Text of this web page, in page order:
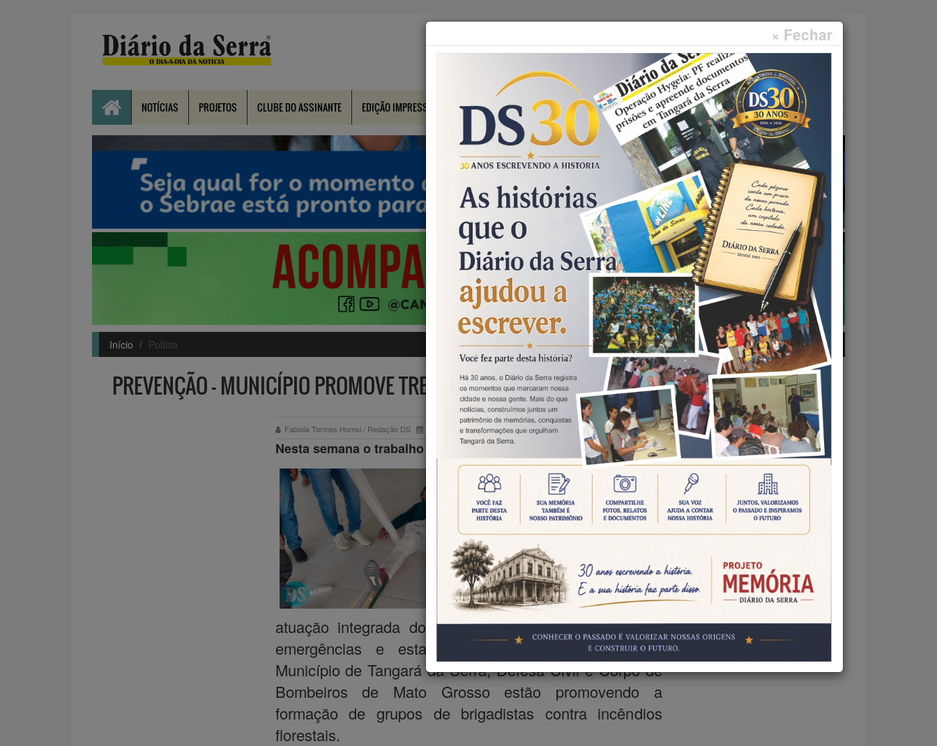
× Fechar
Faça sua pesquisa...
NOTÍCIAS PROJETOS CLUBE DO ASSINANTE EDIÇÃO IMPRESSA CONTATO
Início Polícia
PREVENÇÃO – MUNICÍPIO PROMOVE TREINAMENTO DE BRIGADISTAS EM ALDEIA INDÍGENA
Fabíola Tormes Homsi / Redação DS 10/06/2025 Polícia
Nesta semana o trabalho está sendo realizado na Aldeia Kotico
Dando continuidade as
atividades propostas
no plano municipal de
contingência,
documento estratégico
que estabelece
protocolos para
atuação integrada dos órgãos responsáveis diante de
emergências e estados de calamidade pública, o
Município de Tangará da Serra, Defesa Civil e Corpo de
Bombeiros de Mato Grosso estão promovendo a
formação de grupos de brigadistas contra incêndios
florestais.